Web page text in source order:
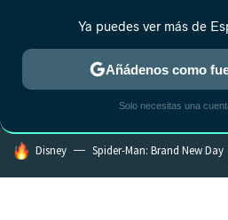
MENÚ
ESTRENOS REALITY
HOY SE HABLA DE
Disney Spider-Man: Brand New Day
Ya puedes ver más de
Añádenos como
Solo necesitas una